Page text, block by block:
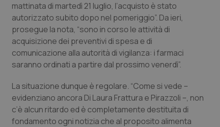
Lombardia
Marche
Molise
Piemonte
Provincia Autonoma di Bolzano
Dolore
Donna & Salute
Epatiti
HIV
Infezioni & Febbre
mattinata di martedì 21 luglio, l’acquisto è stato
autorizzato subito dopo nel pomeriggio”. Da ieri,
prosegue la nota, “sono in corso le attività di
acquisizione dei preventivi di spesa e di
comunicazione alla autorità di vigilanza: i farmaci
saranno ordinati a partire dal prossimo venerdì”.
La situazione dunque è regolare. “Come si vede –
evidenziano ancora Di Laura Frattura e Pirazzoli –, non
c’è alcun ritardo ed è completamente destituita di
fondamento ogni notizia che al proposito alimenta